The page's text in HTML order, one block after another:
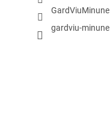
GardViuMinune
gardviu-minune